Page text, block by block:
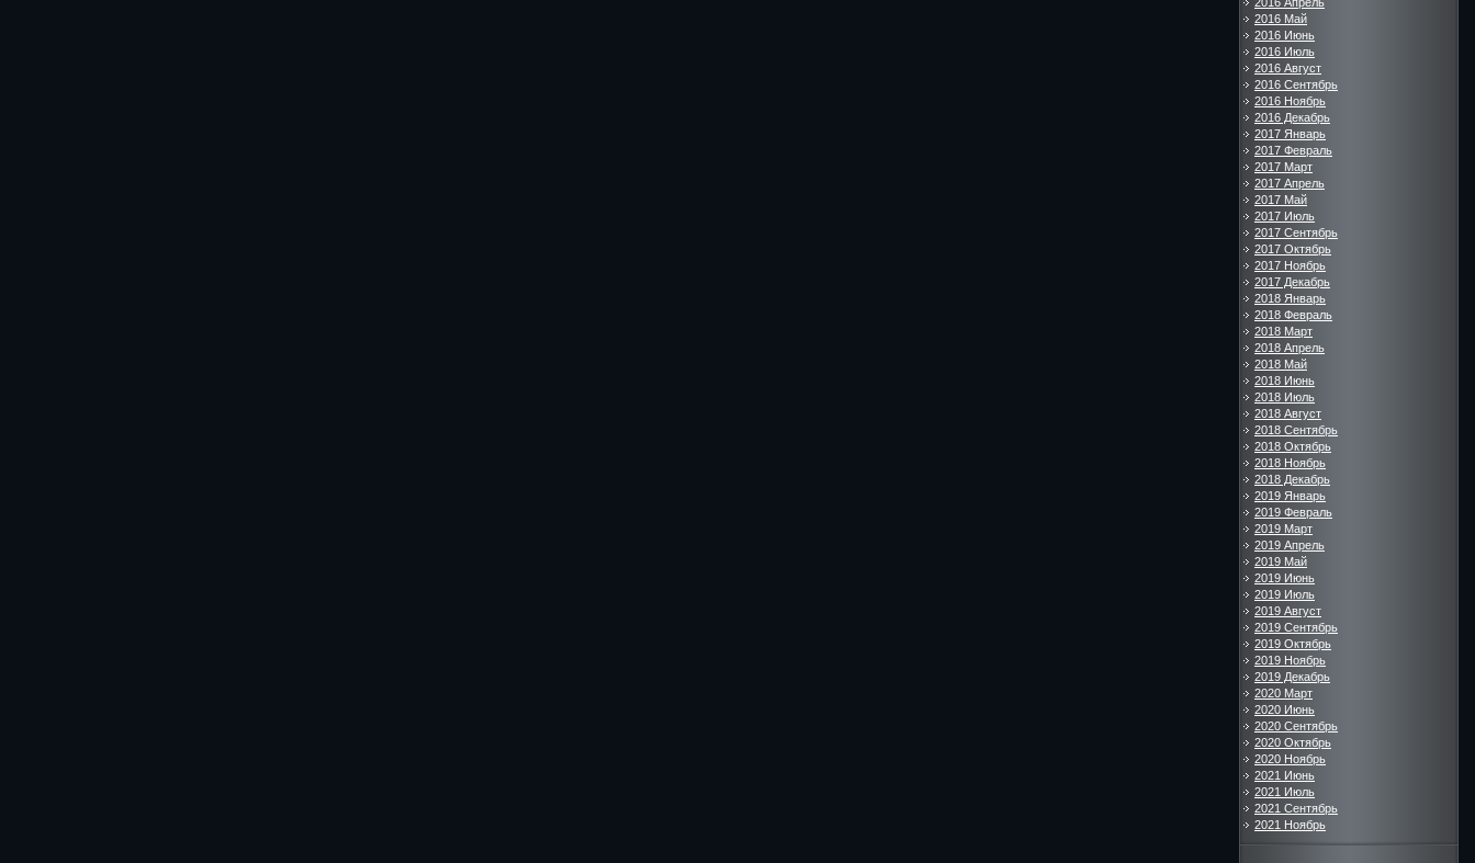
2016 Май
2016 Июнь
2016 Июль
2016 Август
2016 Сентябрь
2016 Ноябрь
2016 Декабрь
2017 Январь
2017 Февраль
2017 Март
2017 Апрель
2017 Май
2017 Июль
2017 Сентябрь
2017 Октябрь
2017 Ноябрь
2017 Декабрь
2018 Январь
2018 Февраль
2018 Март
2018 Апрель
2018 Май
2018 Июнь
2018 Июль
2018 Август
2018 Сентябрь
2018 Октябрь
2018 Ноябрь
2018 Декабрь
2019 Январь
2019 Февраль
2019 Март
2019 Апрель
2019 Май
2019 Июнь
2019 Июль
2019 Август
2019 Сентябрь
2019 Октябрь
2019 Ноябрь
2019 Декабрь
2020 Март
2020 Июнь
2020 Сентябрь
2020 Октябрь
2020 Ноябрь
2021 Июнь
2021 Июль
2021 Сентябрь
2021 Ноябрь